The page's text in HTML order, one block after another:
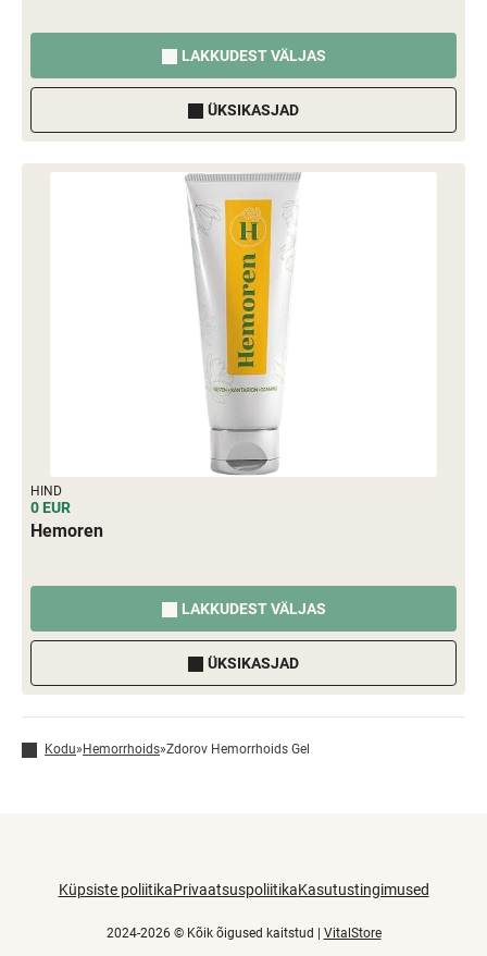
LAKKUDEST VÄLJAS
ÜKSIKASJAD
HIND
0 EUR
Hemoren
LAKKUDEST VÄLJAS
ÜKSIKASJAD
Kodu» Hemorrhoids»Zdorov Hemorrhoids Gel
Küpsiste poliitikaPrivaatsuspoliitikaKasutustingimused
2024-2026 © Kõik õigused kaitstud | VitalStore